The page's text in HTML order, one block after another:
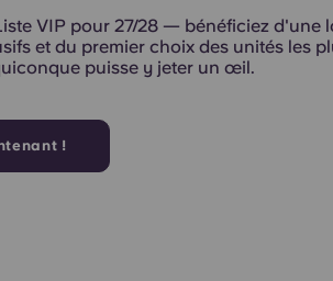
VIP pour 27/28 — bénéficiez d'une
et du premier choix des unités les
puisse y jeter un œil.
!